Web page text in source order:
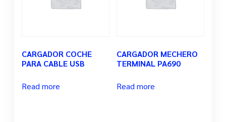
CARGADOR COCHE
PARA CABLE USB
Read more
CARGADOR MECHERO
TERMINAL PA690
Read more